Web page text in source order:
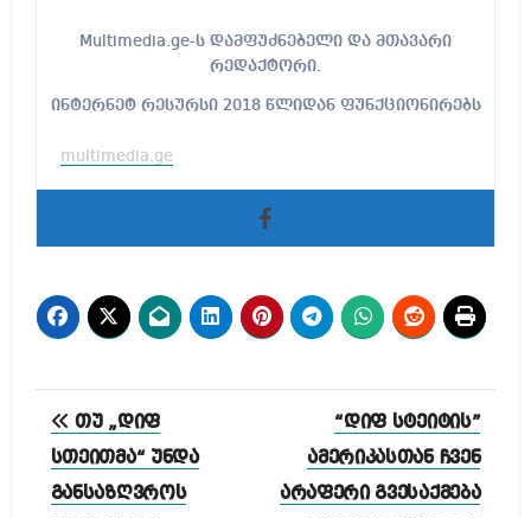
Multimedia.ge-ს დამფუძნებელი და მთავარი
რედაქტორი.
ინტერნეტ რესურსი 2018 წლიდან ფუნქციონირებს
multimedia.ge
პოსტის
ნავიგაცია
თუ „დიფ
სთეითმა“ უნდა
განსაზღვროს
“დიფ სტეიტის”
ამერიკასთან ჩვენ
არაფერი გვესაქმება